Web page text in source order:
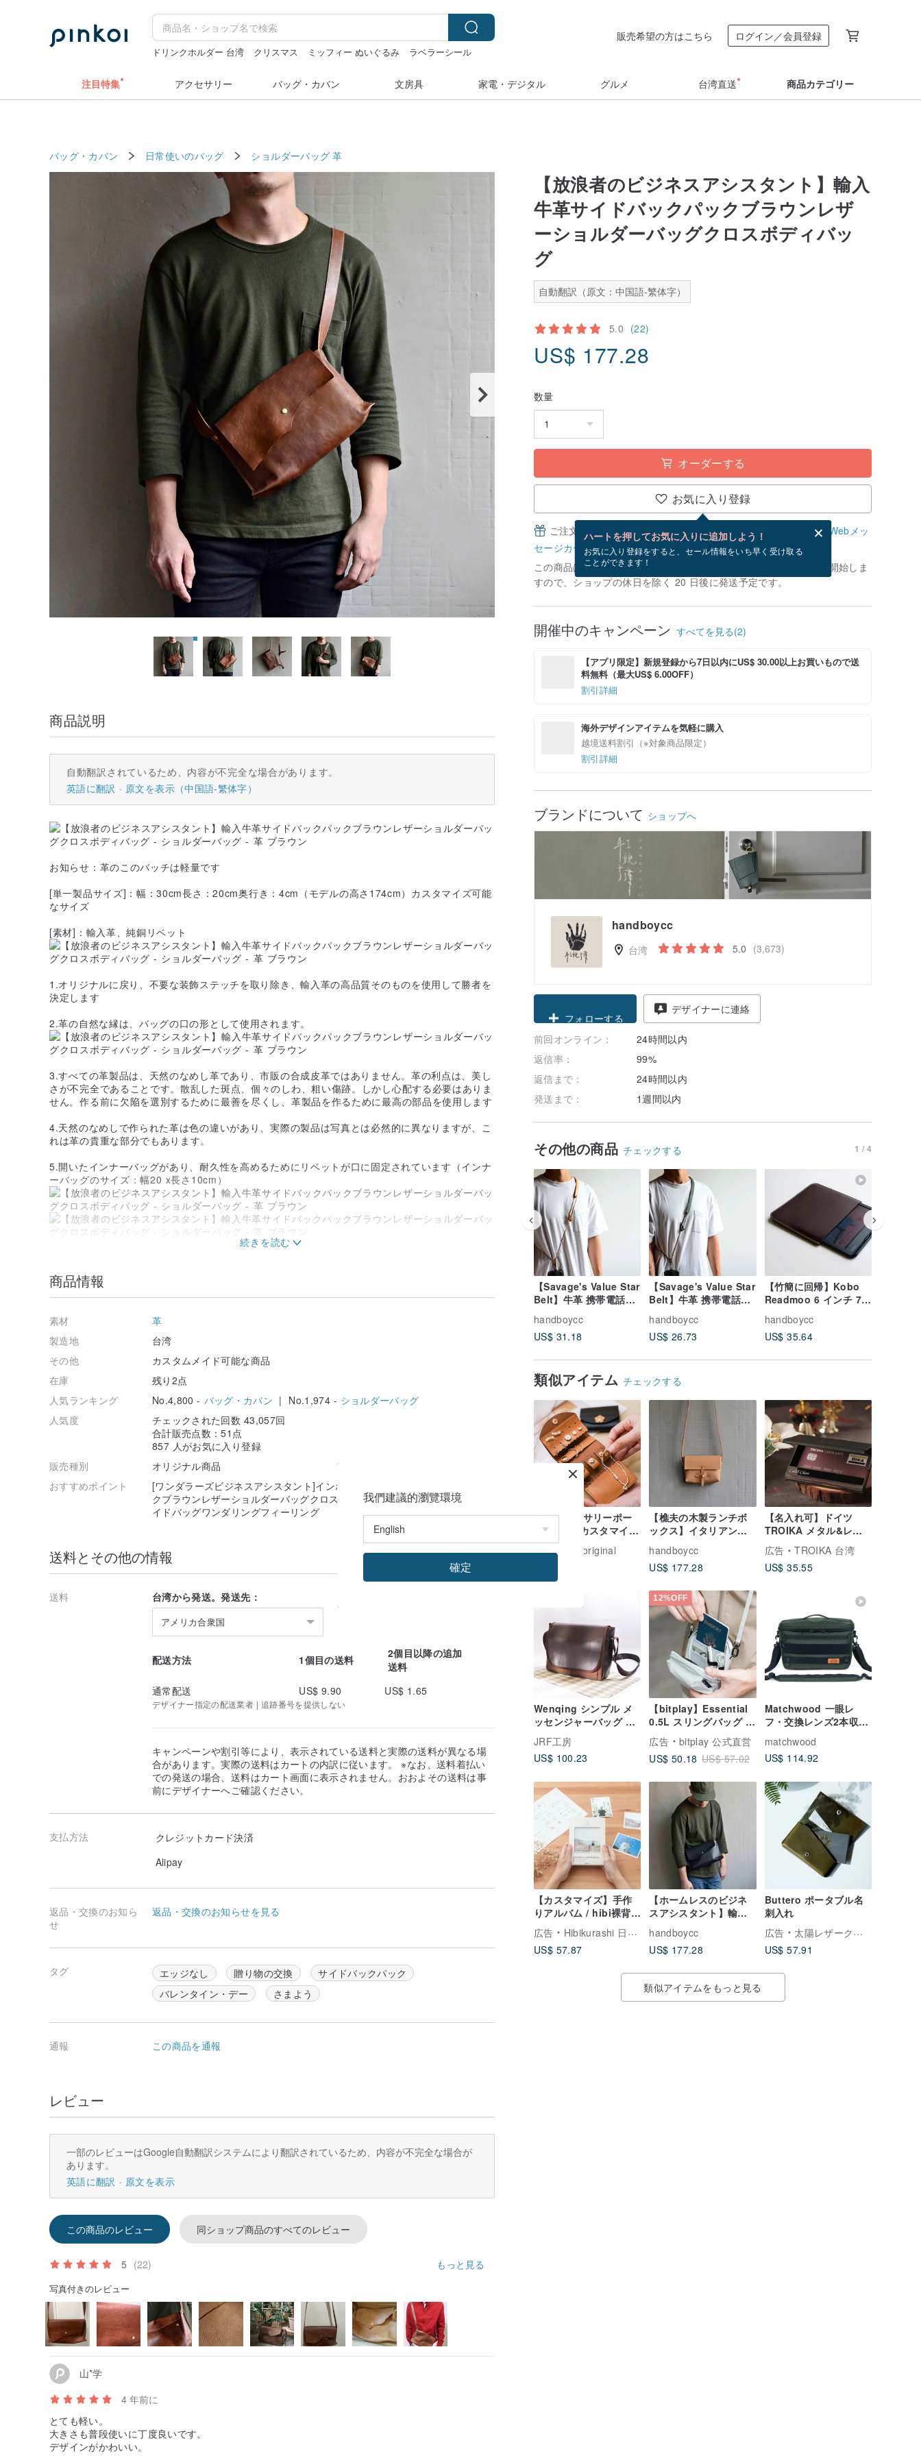
ドリンクホルダー 台湾 クリスマス ミッフィー ぬいぐるみ
ラベラーシール
販売希望の方はこちら ログイン／会員登録
注目特集 アクセサリー バッグ・カバン 文房具 家電・デジタル グルメ 台湾直送 商品カテゴリー
バッグ・カバン 日常使いのバッグ ショルダーバッグ 革
【放浪者のビジネスアシスタント】輸入
牛革サイドバックパックブラウンレザ
ーショルダーバッグクロスボディバッ
グ
自動翻訳（原文：中国語-繁体字）
5.0 (22)
US$ 177.28
数量
オーダーする
お気に入り登録
ハートを押してお気に入りに追加しよう！
お気に入り登録をすると、セール情報をいち早く受け取る
ことができます！
ご注文完了後、無料でWebメッセージカードを作成できます。
Webメッ
セージカードとは？
この商品は「受注制作」です。お支払いが確認できてから、制作を開始しま
すので、ショップの休日を除く 20 日後に発送予定です。
開催中のキャンペーン すべてを見る(2)
【アプリ限定】新規登録から7日以内にUS$ 30.00以上お買いもので送
料無料（最大US$ 6.00OFF）
割引詳細
海外デザインアイテムを気軽に購入
越境送料割引（※対象商品限定）
割引詳細
ブランドについて ショップへ
handboycc
台湾 5.0 (3,673)
フォローする
デザイナーに連絡
前回オンライン：
24時間以内
返信率：
99%
返信まで：
24時間以内
発送まで：
1週間以内
その他の商品 チェックする 1 / 4
【Savage's Value Star
Belt】牛革 携帯電話ス
トラップ レザー ネック
ストラップ サイドキャ
リー 携帯電話ストラッ
handboycc
US$ 31.18
【Savage's Value Star
Belt】牛革 携帯電話ス
トラップ レザー ネック
ストラップ サイドキャ
リー 携帯電話ストラッ
handboycc
US$ 26.73
【竹簡に回帰】Kobo
Readmoo 6 インチ 7
インチ 電子書籍リーダ
ー用 レザー保護ケース
handboycc
US$ 35.64
類似アイテム チェックする
本革アクセサリーポー
チ 携帯用 カスタマイズ
可能 全 6 色
広告
anvioriginal
【樵夫の木製ランチボ
ックス】イタリアンベ
ジタブルタンニンなめ
し牛革ショルダーバッ
グ ヌメ革ショルダーバ
グ
handboycc
US$ 177.28
【名入れ可】ドイツ
TROIKA メタル&レザ
ー RFID スキミング防
止カードケース (ブラッ
ク)
広告
TROIKA 台湾
US$ 35.55
Wenqing シンプル メ
ッセンジャーバッグ シ
ョルダーバッグ メッセ
ンジャーバッグ 通勤バ
ッグ
JRF工房
US$ 100.23
12%OFF
【bitplay】Essential
0.5L スリングバッグ |
ミニショルダーバッグ
広告
bitplay 公式直営
US$ 50.18 US$ 57.02
Matchwood 一眼レ
フ・交換レンズ2本収納
一眼レフカメラバッグ
取り外し可能な衝撃吸
matchwood
US$ 114.92
【カスタマイズ】手作
りアルバム / hibi裸背製
本フォトブック【クラ
シック】 誕生日贈り物
記念日贈り物 カップル
広告
Hibikurashi 日々暮らし
US$ 57.87
【ホームレスのビジネ
スアシスタント】輸入
ク黒野菜日焼けレザー
ショルダーバッグクロ
handboycc
US$ 177.28
Buttero ポータブル名
刺入れ
広告
太陽レザークラフト
US$ 57.91
類似アイテムをもっと見る
商品説明
自動翻訳されているため、内容が不完全な場合があります。
英語に翻訳
原文を表示（中国語-繁体字）
お知らせ：革のこのバッチは軽量です
[単一製品サイズ]：幅：30cm長さ：20cm奥行き：4cm（モデルの高さ174cm）カスタマイズ可能
なサイズ
[素材]：輸入革、純銅リベット
1.オリジナルに戻り、不要な装飾ステッチを取り除き、輸入革の高品質そのものを使用して勝者を
決定します
2.革の自然な縁は、バッグの口の形として使用されます。
3.すべての革製品は、天然のなめし革であり、市販の合成皮革ではありません。革の利点は、美し
さが不完全であることです。散乱した斑点、個々のしわ、粗い傷跡。しかし心配する必要はありま
せん。作る前に欠陥を選別するために最善を尽くし、革製品を作るために最高の部品を使用します
4.天然のなめしで作られた革は色の違いがあり、実際の製品は写真とは必然的に異なりますが、こ
れは革の貴重な部分でもあります。
5.開いたインナーバッグがあり、耐久性を高めるためにリベットが口に固定されています（インナ
ーバッグのサイズ：幅20 x長さ10cm）
7.バックバッグは意図的に長く、モデリングに使用できます。
用される包装材料は異なります）。ギフトをハートに送ることができますが、サイズが固定されて
いないため、カスタマイズされたモデルは適切なサイズではない場合があります箱包装
[次の文を焼く]：ブランディングは印刷されたフォントよりも深く、立体的であるため、ブランデ
ィングマシンを購入しました。英語の6文字（1ワードを超える/ 15元）は無料です。ブランディン
グが少し歪んでいる場合は、ハンドメイドです。最高の代表的証拠
商品情報
素材
革
製造地
台湾
その他
カスタムメイド可能な商品
在庫
残り2点
人気ランキング
No.4,800 - バッグ・カバン | No.1,974 - ショルダーバッグ
人気度
チェックされた回数 43,057回
合計販売点数：51点
857 人がお気に入り登録
販売種別
オリジナル商品
おすすめポイント
[ワンダラーズビジネスアシスタント]インポートカウハイドサイドバックパッ
クブラウンレザーショルダーバッグクロスボディショッピングバッグインサ
イドバッグワンダリングフィーリング
送料とその他の情報
送料 台湾から発送。発送先：
アメリカ合衆国
配送方法 1個目の送料
2個目以降の追加
送料
通常配送
US$ 9.90 US$ 1.65
デザイナー指定の配送業者 | 追跡番号を提供しない
キャンペーンや割引等により、表示されている送料と実際の送料が異なる場
合があります。実際の送料はカートの内訳に従います。 ※なお、送料着払い
での発送の場合、送料はカート画面に表示されません。おおよその送料は事
前にデザイナーへご確認ください。
支払方法
クレジットカード決済
Alipay
返品・交換のお知ら
せ
返品・交換のお知らせを見る
タグ エッジなし 贈り物の交換
サイドバックパック
バレンタイン・デー
さまよう
通報 この商品を通報
レビュー
一部のレビューはGoogle自動翻訳システムにより翻訳されているため、内容が不完全な場合が
あります。
英語に翻訳
原文を表示
この商品のレビュー 同ショップ商品のすべてのレビュー
5 (22) もっと見る
写真付きのレビュー
山*学
4 年前に
とても軽い。
大きさも普段使いに丁度良いです。
デザインがかわいい。
我們建議的瀏覽環境
確定